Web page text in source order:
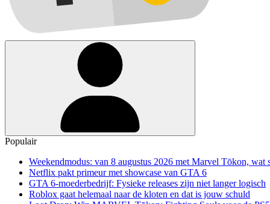
Populair
Weekendmodus: van 8 augustus 2026 met Marvel Tōkon, wat
Netflix pakt primeur met showcase van GTA 6
GTA 6-moederbedrijf: Fysieke releases zijn niet langer logisch
Roblox gaat helemaal naar de kloten en dat is jouw schuld